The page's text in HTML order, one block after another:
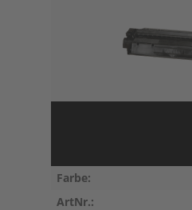
Farbe:
ArtNr.: